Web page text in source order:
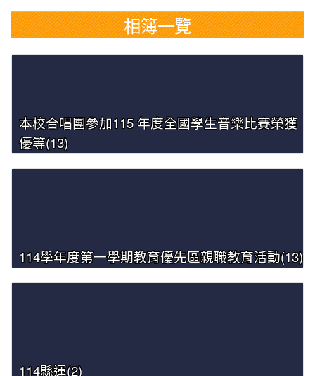
相簿一覽
本校合唱團參加115 年度全國學生音樂比賽榮獲
優等(13)
114學年度第一學期教育優先區親職教育活動(13)
114縣運(2)